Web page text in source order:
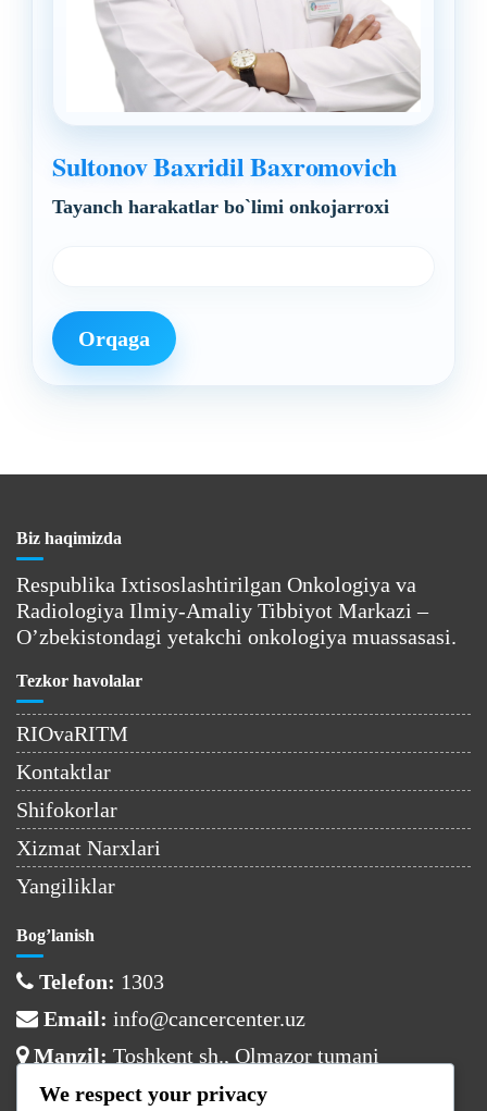
Sultonov Baxridil Baxromovich
Tayanch harakatlar bo`limi onkojarroxi
Orqaga
Biz haqimizda
Respublika Ixtisoslashtirilgan Onkologiya va
Radiologiya Ilmiy-Amaliy Tibbiyot Markazi –
O’zbekistondagi yetakchi onkologiya muassasasi.
Tezkor havolalar
RIOvaRITM
Kontaktlar
Shifokorlar
Xizmat Narxlari
Yangiliklar
Bog’lanish
Telefon: 1303
Email: info@cancercenter.uz
Manzil: Toshkent sh., Olmazor tumani
Ish vaqti
We respect your privacy